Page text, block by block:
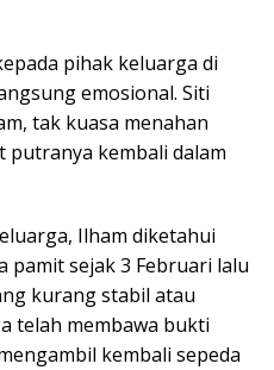
pihak keluarga di
emosional. Siti
tak kuasa menahan
putranya kembali dalam
Ilham diketahui
pamit sejak 3 Februari lalu
kurang stabil atau
telah membawa bukti
kembali sepeda